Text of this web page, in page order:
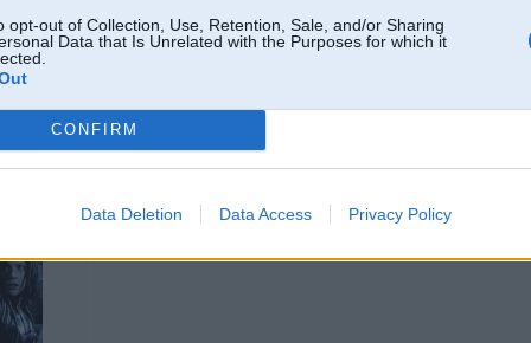
opt-out of Collection, Use, Retention, Sale, and/or Sharing
Data that Is Unrelated with the Purposes for which it
CONFIRM
Data Deletion Data Access Privacy Policy
08. Jan 2004, 12:24